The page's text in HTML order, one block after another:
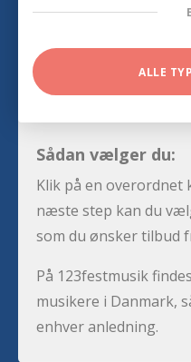
ALLE
Sådan vælger du:
Klik på en overordnet
næste step kan du
som du ønsker tilbud
På 123festmusik
musikere i Danmark,
enhver anledning.